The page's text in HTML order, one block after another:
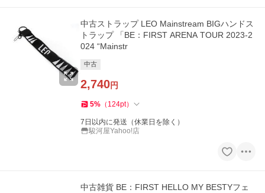
中古ストラップ LEO Mainstream BIGハンドス
トラップ 「BE：FIRST ARENA TOUR 2023-2
024 “Mainstr
中古
2,740円
5% （ 124pt）
7日以内に発送（休業日を除く）
駿河屋Yahoo!店
中古雑貨 BE：FIRST HELLO MY BESTYフェ